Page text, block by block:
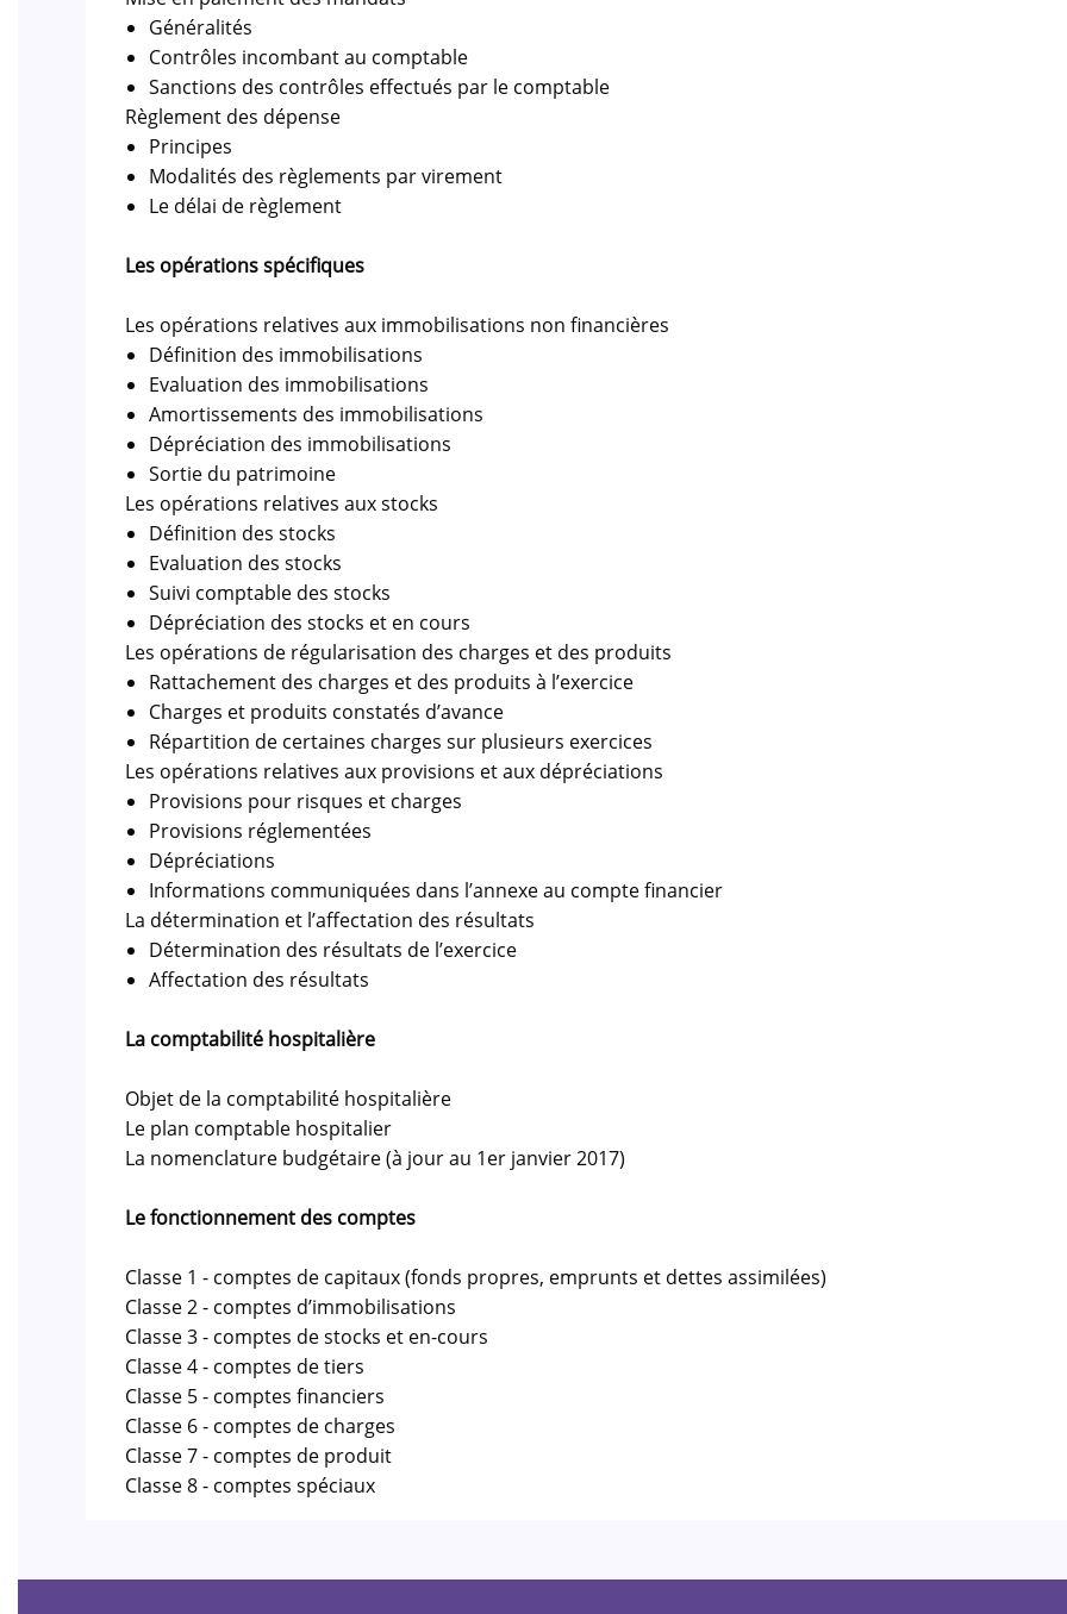
Généralités
Contrôles incombant au comptable
Sanctions des contrôles effectués par le comptable
Règlement des dépense
Principes
Modalités des règlements par virement
Le délai de règlement
Les opérations spécifiques
Les opérations relatives aux immobilisations non financières
Définition des immobilisations
Evaluation des immobilisations
Amortissements des immobilisations
Dépréciation des immobilisations
Sortie du patrimoine
Les opérations relatives aux stocks
Définition des stocks
Evaluation des stocks
Suivi comptable des stocks
Dépréciation des stocks et en cours
Les opérations de régularisation des charges et des produits
Rattachement des charges et des produits à l’exercice
Charges et produits constatés d’avance
Répartition de certaines charges sur plusieurs exercices
Les opérations relatives aux provisions et aux dépréciations
Provisions pour risques et charges
Provisions réglementées
Dépréciations
Informations communiquées dans l’annexe au compte financier
La détermination et l’affectation des résultats
Détermination des résultats de l’exercice
Affectation des résultats
La comptabilité hospitalière
Objet de la comptabilité hospitalière
Le plan comptable hospitalier
La nomenclature budgétaire (à jour au 1er janvier 2017)
Le fonctionnement des comptes
Classe 1 - comptes de capitaux (fonds propres, emprunts et dettes assimilées)
Classe 2 - comptes d’immobilisations
Classe 3 - comptes de stocks et en-cours
Classe 4 - comptes de tiers
Classe 5 - comptes financiers
Classe 6 - comptes de charges
Classe 7 - comptes de produit
Classe 8 - comptes spéciaux